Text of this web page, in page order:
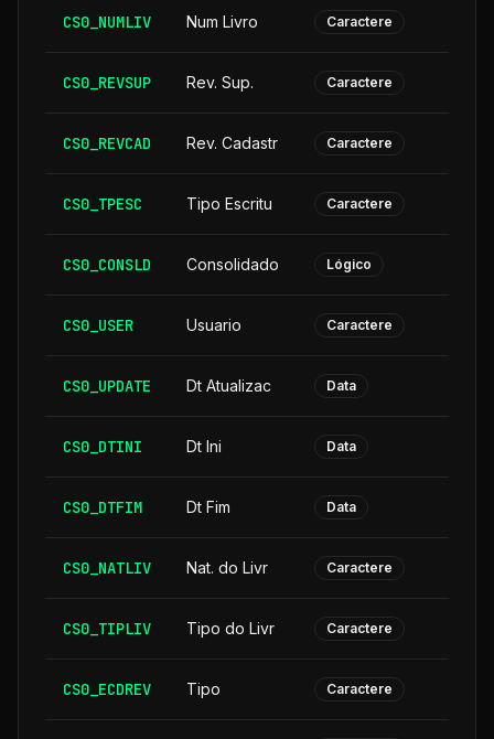
CS0_NUMLIV Num Livro Caractere
CS0_REVSUP Rev. Sup. Caractere
CS0_REVCAD Rev. Cadastr Caractere
CS0_TPESC Tipo Escritu Caractere
CS0_CONSLD Consolidado Lógico
CS0_USER Usuario Caractere
CS0_UPDATE Dt Atualizac Data
CS0_DTINI Dt Ini Data
CS0_DTFIM Dt Fim Data
CS0_NATLIV Nat. do Livr Caractere
CS0_TIPLIV Tipo do Livr Caractere
CS0_ECDREV Tipo Caractere